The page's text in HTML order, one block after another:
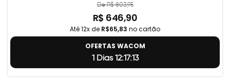
De R$ 803,95
R$ 646,90
Até 12x de R$65,83 no cartão
OFERTAS WACOM
1 Dias 12:17:12